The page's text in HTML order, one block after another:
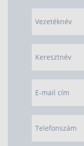
Befektetés
Vezetéknév
Keresztnév
E-mail cím
Telefonszám